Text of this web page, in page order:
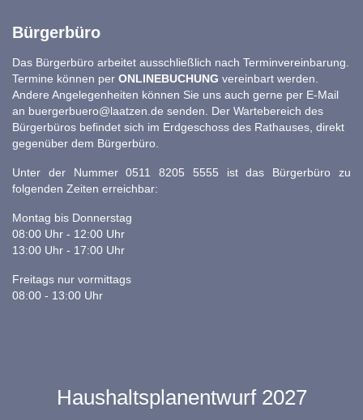
Bürgerbüro
Das Bürgerbüro arbeitet ausschließlich nach Terminvereinbarung.
Termine können per ONLINEBUCHUNG vereinbart werden.
Andere Angelegenheiten können Sie uns auch gerne per E-Mail
an buergerbuero@laatzen.de senden. Der Wartebereich des
Bürgerbüros befindet sich im Erdgeschoss des Rathauses, direkt
gegenüber dem Bürgerbüro.
Unter der Nummer 0511 8205 5555 ist das Bürgerbüro zu
folgenden Zeiten erreichbar:
Montag bis Donnerstag
08:00 Uhr - 12:00 Uhr
13:00 Uhr - 17:00 Uhr
Freitags nur vormittags
08:00 - 13:00 Uhr
Haushaltsplanentwurf 2027